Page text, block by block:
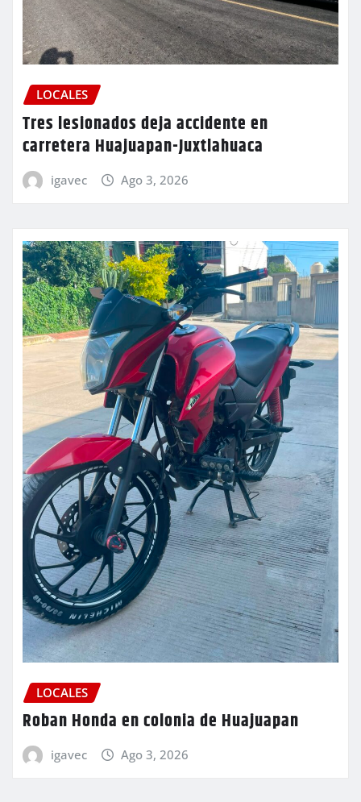
LOCALES
Tres lesionados deja accidente en
carretera Huajuapan-Juxtlahuaca
igavec Ago 3, 2026
LOCALES
Roban Honda en colonia de Huajuapan
igavec Ago 3, 2026